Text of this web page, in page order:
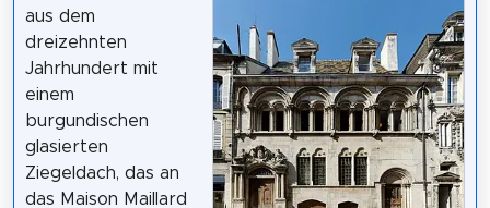
aus dem
dreizehnten
Jahrhundert mit
einem
burgundischen
glasierten
Ziegeldach, das an
das Maison Maillard